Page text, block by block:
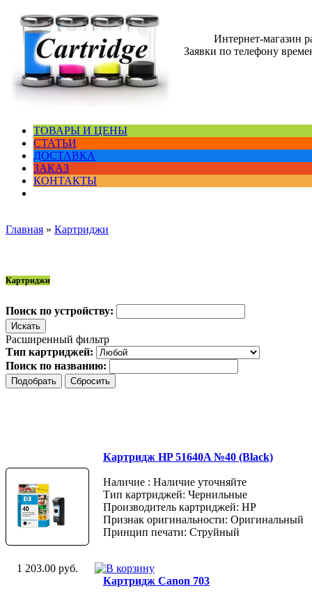
Интернет-магазин
Заявки по телефону
ТОВАРЫ И ЦЕНЫ
СТАТЬИ
ДОСТАВКА
ЗАКАЗ
КОНТАКТЫ
Главная » Картриджи
Картриджи
Поиск по устройству:
Расширенный фильтр
Тип картриджей:
Поиск по названию:
Картридж HP 51640A №40 (Black)
Наличие : Наличие уточняйте
Тип картриджей: Чернильные
Производитель картриджей: HP
Признак оригинальности: Оригинальный
Принцип печати: Струйный
1 203.00 руб.
Картридж Canon 703